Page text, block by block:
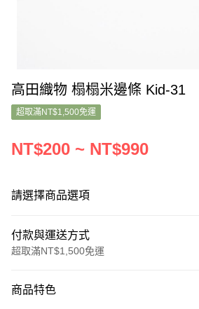
高田織物 榻榻米邊條 Kid-31
超取滿NT$1,500免運
NT$200 ~ NT$990
請選擇商品選項
付款與運送方式
超取滿NT$1,500免運
信用卡一次付款
商品特色